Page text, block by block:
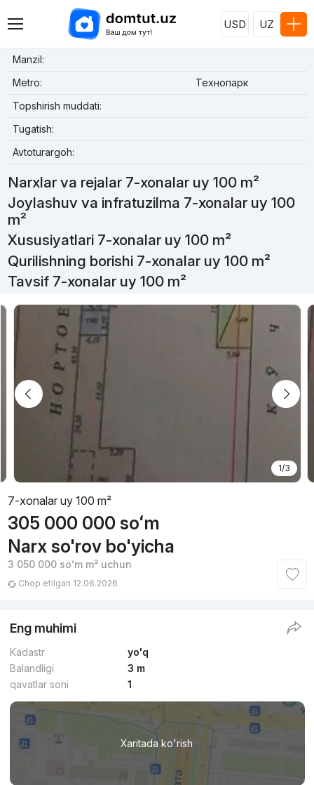
USD UZ
Manzil:
Metro:
Технопарк
Topshirish muddati:
Tugatish:
Avtoturargoh:
Narxlar va rejalar 7-xonalar uy 100 m²
Joylashuv va infratuzilma 7-xonalar uy 100
m²
Xususiyatlari 7-xonalar uy 100 m²
Qurilishning borishi 7-xonalar uy 100 m²
Tavsif 7-xonalar uy 100 m²
1/3
7-xonalar uy 100 m²
305 000 000 soʻm
Narx so'rov bo'yicha
3 050 000 soʻmm² uchun
Chop etilgan 12.06.2026
Eng muhimi
Kadastr
yo'q
Balandligi
3 m
qavatlar soni
1
Xaritada ko'rish